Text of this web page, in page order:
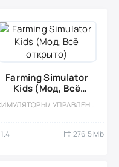
Farming Simulator
Kids (Мод, Всё
открыто)
СИМУЛЯТОРЫ / УПРАВЛЕНИЕ / КАЗУАЛЬНЫЕ / СТИЛИЗАЦИЯ / ПО МУЛЬТФИЛЬМАМ / ВСТРОЕННЫЙ КЕШ / МОД / ФЕРМЫ / ДЛЯ ДЕТЕЙ / ВЕСЁЛАЯ / ДЕВОЧКАМ
1.4 276.5 Mb